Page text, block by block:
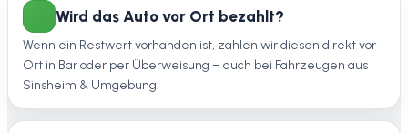
Wird das Auto vor Ort bezahlt?
Wenn ein Restwert vorhanden ist, zahlen wir diesen direkt vor
Ort in Bar oder per Überweisung – auch bei Fahrzeugen aus
Sinsheim & Umgebung.